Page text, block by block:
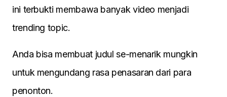
ini terbukti membawa banyak video menjadi
trending topic.
Anda bisa membuat judul se-menarik mungkin
untuk mengundang rasa penasaran dari para
penonton.